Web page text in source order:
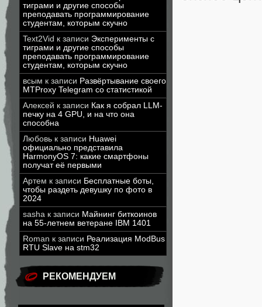
тиграми и другие способы
преподавать программирование
студентам, которым скучно
Text2Vid к записи Эксперименты с
тиграми и другие способы
преподавать программирование
студентам, которым скучно
всым к записи Развёртывание своего
MTProxy Telegram со статистикой
Алексей к записи Как я собрал LLM-
печку на 4 GPU, и на что она
способна
Любовь к записи Huawei
официально представила
HarmonyOS 7: какие смартфоны
получат её первыми
Артем к записи Бесплатные боты,
чтобы раздеть девушку по фото в
2024
sasha к записи Майнинг биткоинов
на 55-летнем ветеране IBM 1401
Roman к записи Реализация ModBus
RTU Slave на stm32
РЕКОМЕНДУЕМ